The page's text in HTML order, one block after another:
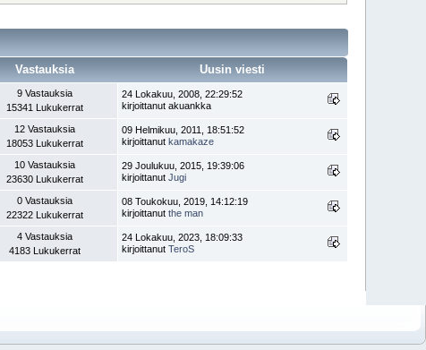
Vastauksia Uusin viesti
9 Vastauksia
15341 Lukukerrat
24 Lokakuu, 2008, 22:29:52
kirjoittanut akuankka
12 Vastauksia
18053 Lukukerrat
09 Helmikuu, 2011, 18:51:52
kirjoittanutkamakaze
10 Vastauksia
23630 Lukukerrat
29 Joulukuu, 2015, 19:39:06
kirjoittanutJugi
0 Vastauksia
22322 Lukukerrat
08 Toukokuu, 2019, 14:12:19
kirjoittanutthe man
4 Vastauksia
4183 Lukukerrat
24 Lokakuu, 2023, 18:09:33
kirjoittanutTeroS